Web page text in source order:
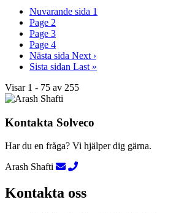
Nuvarande sida 1
Page 2
Page 3
Page 4
Nästa sida Next ›
Sista sidan Last »
Visar 1 - 75 av 255
Kontakta Solveco
Har du en fråga? Vi hjälper dig gärna.
Arash Shafti
Kontakta oss